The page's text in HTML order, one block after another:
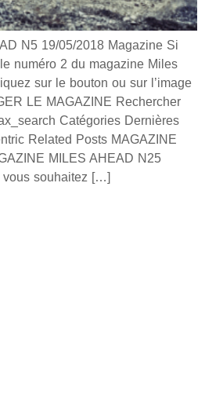
N5 19/05/2018 Magazine Si
numéro 2 du magazine Miles
sur le bouton ou sur l’image
LE MAGAZINE Rechercher
Catégories Dernières
Related Posts MAGAZINE
MILES AHEAD N25
souhaitez […]